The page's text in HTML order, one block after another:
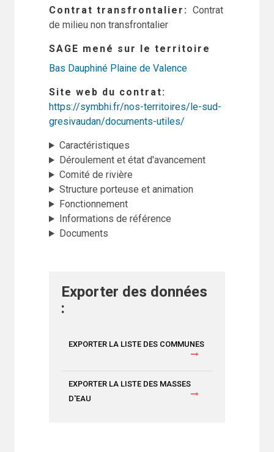
Contrat transfrontalier
Contrat
de milieu non transfrontalier
SAGE mené sur le territoire
Bas Dauphiné Plaine de Valence
Site web du contrat
https://symbhi.fr/nos-territoires/le-sud-
gresivaudan/documents-utiles/
Caractéristiques
Déroulement et état d'avancement
Comité de rivière
Structure porteuse et animation
Fonctionnement
Informations de référence
Documents
Exporter des données
:
EXPORTER LA LISTE DES COMMUNES
EXPORTER LA LISTE DES MASSES
D'EAU